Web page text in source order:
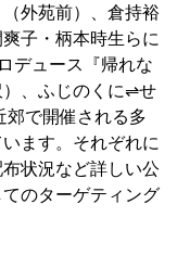
外苑前）、倉持裕
子・柄本時生らに
デュース『帰れな
）、ふじのくに⇌せ
郊で開催される多
ます。それぞれに
状況など詳しい公
のターゲティング